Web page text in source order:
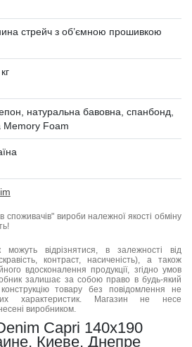
стрейч з об’ємною прошивкою
натуральна бавовна, спанбонд,
Memory Foam
вироби належної якості обміну
відрізнятися, в залежності від
контраст, насиченість), а також
вдосконалення продукції, згідно умов
залишає за собою право в будь-який
товару без повідомлення не
характеристик. Магазин не несе
виробником.
Capri 140x190
Киеве, Днепре